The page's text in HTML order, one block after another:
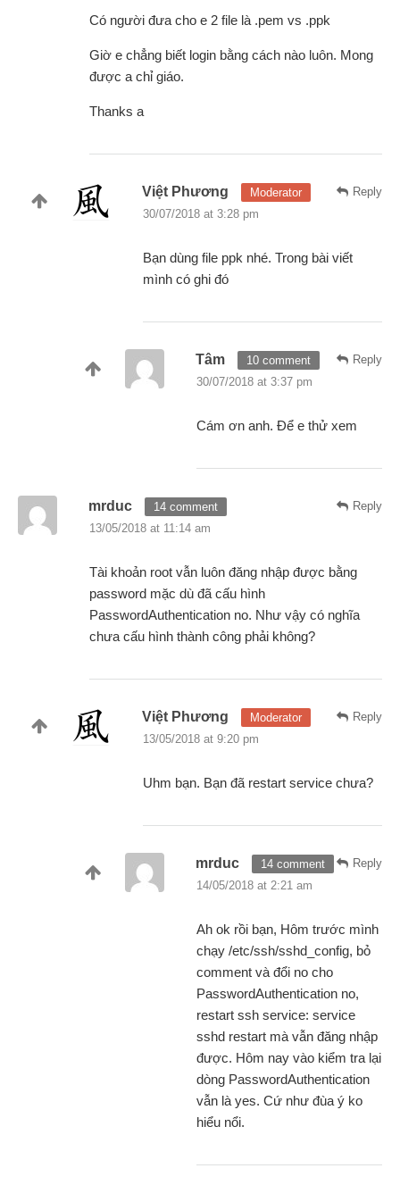
Có người đưa cho e 2 file là .pem vs .ppk
Giờ e chẳng biết login bằng cách nào luôn. Mong
được a chỉ giáo.
Thanks a
Reply
Việt Phương
Moderator
30/07/2018 at 3:28 pm
Bạn dùng file ppk nhé. Trong bài viết
mình có ghi đó
Reply
Tâm
10 comment
30/07/2018 at 3:37 pm
Cám ơn anh. Để e thử xem
Reply
mrduc
14 comment
13/05/2018 at 11:14 am
Tài khoản root vẫn luôn đăng nhập được bằng
password mặc dù đã cấu hình
PasswordAuthentication no. Như vậy có nghĩa
chưa cấu hình thành công phải không?
Reply
Việt Phương
Moderator
13/05/2018 at 9:20 pm
Uhm bạn. Bạn đã restart service chưa?
Reply
mrduc
14 comment
14/05/2018 at 2:21 am
Ah ok rồi bạn, Hôm trước mình
chạy /etc/ssh/sshd_config, bỏ
comment và đổi no cho
PasswordAuthentication no,
restart ssh service: service
sshd restart mà vẫn đăng nhập
được. Hôm nay vào kiểm tra lại
dòng PasswordAuthentication
vẫn là yes. Cứ như đùa ý ko
hiểu nổi.